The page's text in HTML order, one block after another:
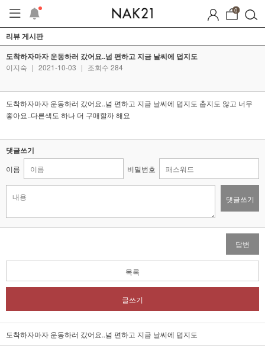
0
리뷰 게시판
도착하자마자 운동하러 갔어요..넘 편하고 지금 날씨에 덥지도
이지숙 | 2021-10-03 | 조회수 284
도착하자마자 운동하러 갔어요..넘 편하고 지금 날씨에 덥지도 춥지도 않고 너무
좋아요..다른색도 하나 더 구매할까 해요
댓글쓰기
이름 비밀번호
댓글쓰기
답변
목록
글쓰기
도착하자마자 운동하러 갔어요..넘 편하고 지금 날씨에 덥지도